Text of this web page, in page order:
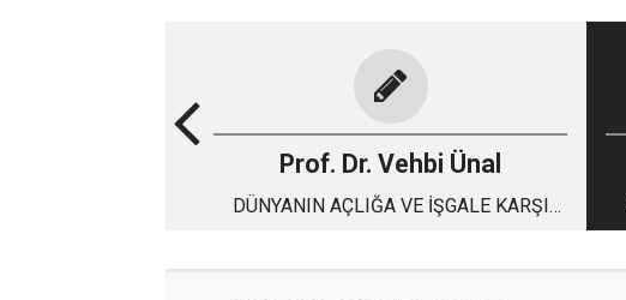
Prof. Dr. Vehbi Ünal
DÜNYANIN AÇLIĞA VE İŞGALE KARŞI